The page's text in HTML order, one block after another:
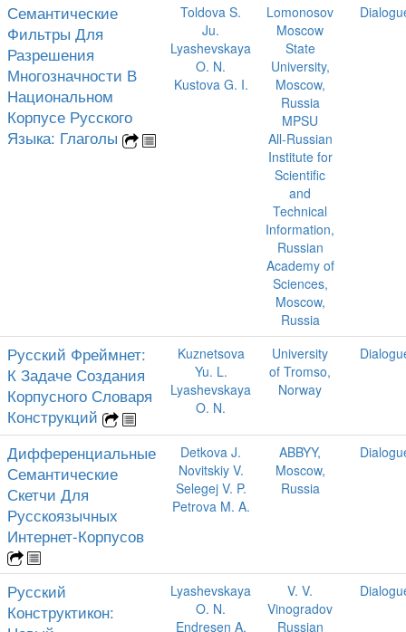
Семантические
Фильтры Для
Разрешения
Многозначности В
Национальном
Корпусе Русского
Языка: Глаголы
Toldova S.
Ju.
Lyashevskaya
O. N.
Kustova G. I.
Lomonosov
Moscow
State
University,
Moscow,
Russia
MPSU
All-Russian
Institute for
Scientific
and
Technical
Information,
Russian
Academy of
Sciences,
Moscow,
Russia
Русский Фреймнет:
К Задаче Создания
Корпусного Словаря
Конструкций
Kuznetsova
Yu. L.
Lyashevskaya
O. N.
University
of Tromso,
Norway
Дифференциальные
Семантические
Скетчи Для
Русскоязычных
Интернет-Корпусов
Detkova J.
Novitskiy V.
Selegej V. P.
Petrova M. A.
ABBYY,
Moscow,
Russia
Русский
Конструктикон:
Lyashevskaya
O. N.
Endresen A.
V. V.
Vinogradov
Russian